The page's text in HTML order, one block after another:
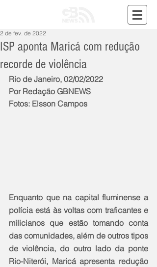
ISP aponta Maricá com redução
recorde de violência
2 de fev. de 2022
Rio de Janeiro, 02/02/2022
Por Redação GBNEWS
Fotos: Elsson Campos
Enquanto que na capital fluminense a
polícia está às voltas com traficantes e
milicianos que estão tomando conta
das comunidades, além de outros tipos
de violência, do outro lado da ponte
Rio-Niterói, Maricá apresenta redução